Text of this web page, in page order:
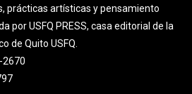
prácticas artísticas y pensamiento
por USFQ PRESS, casa editorial de la
de Quito USFQ.
2670